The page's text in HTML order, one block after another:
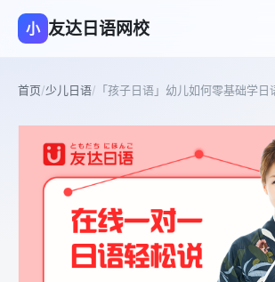
小 友达日语网校
首页/少儿日语/ 「孩子日语」幼儿如何零基础学日